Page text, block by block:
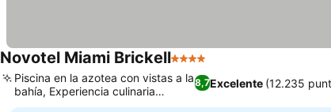
Novotel Miami Brickell4 Estrellas
8,7Excelente (12.235
Piscina en la azotea con vistas a la
bahía, Experiencia culinaria
peruana